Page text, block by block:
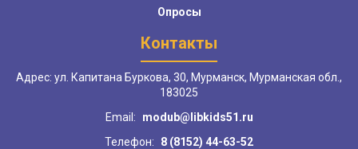
Опросы
Контакты
Адрес: ул. Капитана Буркова, 30, Мурманск, Мурманская обл.,
183025
Email:
modub@libkids51.ru
Телефон:
8 (8152) 44-63-52